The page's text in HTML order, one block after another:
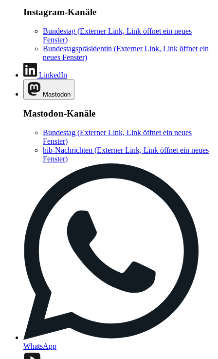
Instagram-Kanäle
Bundestag (Externer Link, Link öffnet ein neues
Fenster)
Bundestagspräsidentin (Externer Link, Link öffnet ein
neues Fenster)
LinkedIn
Mastodon
Mastodon-Kanäle
Bundestag (Externer Link, Link öffnet ein neues
Fenster)
hib-Nachrichten (Externer Link, Link öffnet ein neues
Fenster)
WhatsApp